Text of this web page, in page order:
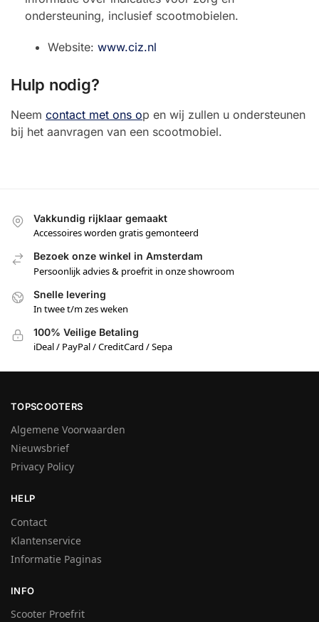
ondersteuning, inclusief scootmobielen.
Website: www.ciz.nl
Hulp nodig?
Neem contact met ons op en wij zullen u ondersteunen
bij het aanvragen van een scootmobiel.
Vakkundig rijklaar gemaakt
Accessoires worden gratis gemonteerd
Bezoek onze winkel in Amsterdam
Persoonlijk advies & proefrit in onze showroom
Snelle levering
In twee t/m zes weken
100% Veilige Betaling
iDeal / PayPal / CreditCard / Sepa
TOPSCOOTERS
Algemene Voorwaarden
Nieuwsbrief
Privacy Policy
HELP
Contact
Klantenservice
Informatie Paginas
INFO
Scooter Proefrit